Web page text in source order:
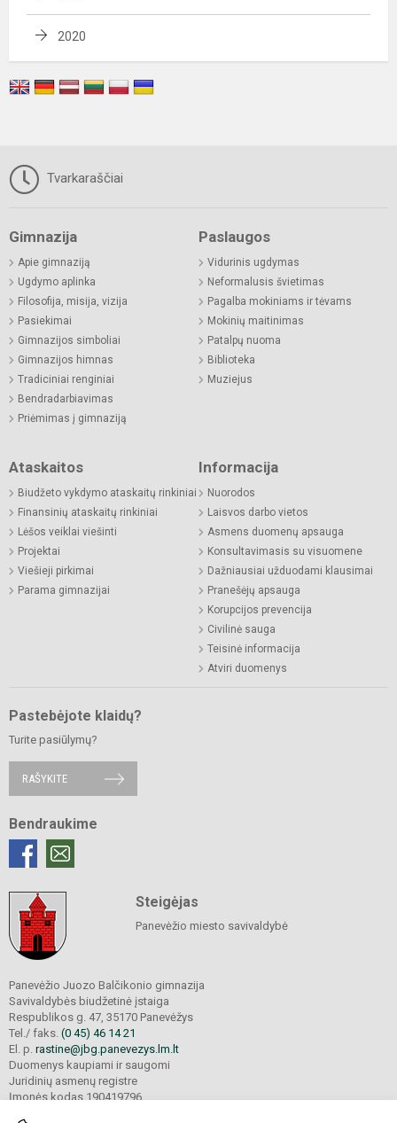
2020
Tvarkaraščiai
Gimnazija
Apie gimnaziją
Ugdymo aplinka
Filosofija, misija, vizija
Pasiekimai
Gimnazijos simboliai
Gimnazijos himnas
Tradiciniai renginiai
Bendradarbiavimas
Priėmimas į gimnaziją
Paslaugos
Vidurinis ugdymas
Neformalusis švietimas
Pagalba mokiniams ir tėvams
Mokinių maitinimas
Patalpų nuoma
Biblioteka
Muziejus
Ataskaitos
Biudžeto vykdymo ataskaitų rinkiniai
Finansinių ataskaitų rinkiniai
Lėšos veiklai viešinti
Projektai
Viešieji pirkimai
Parama gimnazijai
Informacija
Nuorodos
Laisvos darbo vietos
Asmens duomenų apsauga
Konsultavimasis su visuomene
Dažniausiai užduodami klausimai
Pranešėjų apsauga
Korupcijos prevencija
Civilinė sauga
Teisinė informacija
Atviri duomenys
Pastebėjote klaidų?
Turite pasiūlymų?
RAŠYKITE
Bendraukime
Steigėjas
Panevėžio miesto savivaldybė
Panevėžio Juozo Balčikonio gimnazija
Savivaldybės biudžetinė įstaiga
Respublikos g. 47, 35170 Panevėžys
Tel./ faks. (0 45) 46 14 21
El. p. rastine@jbg.panevezys.lm.lt
Duomenys kaupiami ir saugomi
Juridinių asmenų registre
Įmonės kodas 190419796